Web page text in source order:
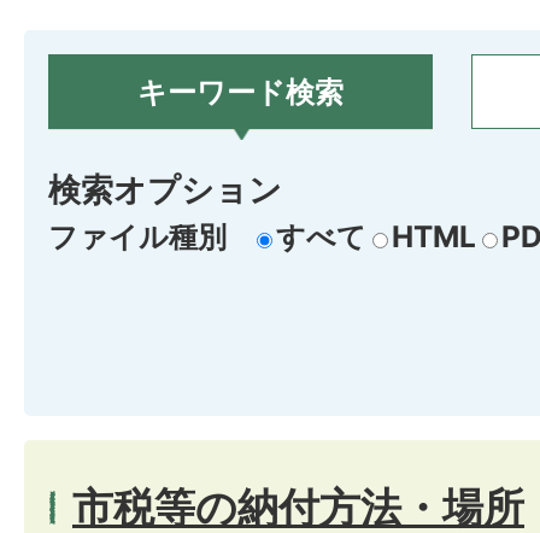
キーワード検索
検索オプション
ファイル種別 すべて HTML
市税等の納付方法・場所